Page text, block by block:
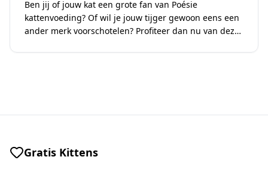
Ben jij of jouw kat een grote fan van Poésie
kattenvoeding? Of wil je jouw tijger gewoon eens een
ander merk voorschotelen? Profiteer dan nu van deze
Gratis Kittens